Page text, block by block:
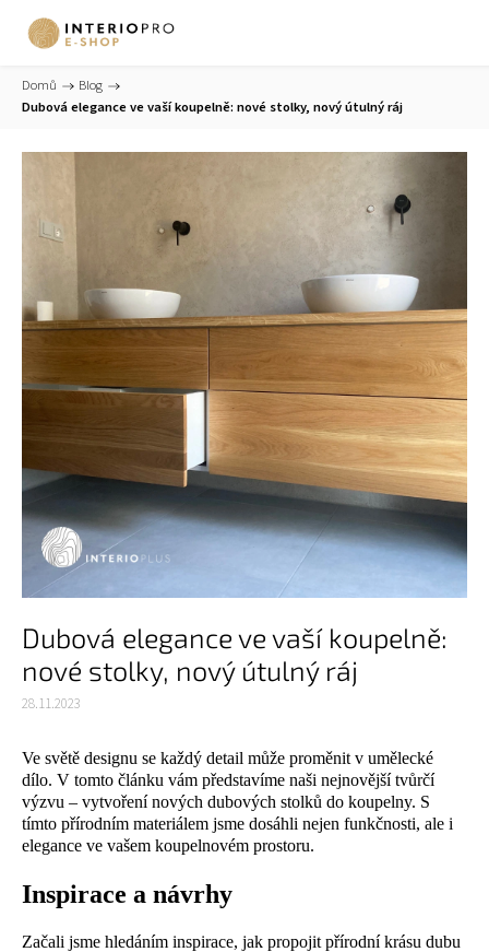
Domů / Blog /
Dubová elegance ve vaší koupelně: nové stolky, nový útulný ráj
Dubová elegance ve vaší koupelně:
nové stolky, nový útulný ráj
28.11.2023
Ve světě designu se každý detail může proměnit v umělecké
dílo. V tomto článku vám představíme naši nejnovější tvůrčí
výzvu – vytvoření nových dubových stolků do koupelny. S
tímto přírodním materiálem jsme dosáhli nejen funkčnosti, ale i
elegance ve vašem koupelnovém prostoru.
Inspirace a návrhy
Začali jsme hledáním inspirace, jak propojit přírodní krásu dubu